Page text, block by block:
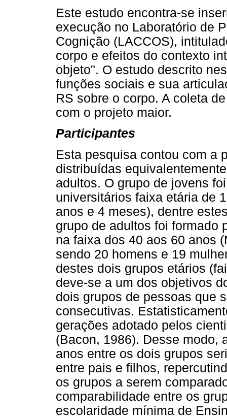
Este estudo encontra-se
execução no Laboratório de
Cognição (LACCOS),
corpo e efeitos do contexto
objeto". O estudo descrito
funções sociais e sua
RS sobre o corpo. A coleta
com o projeto maior.
Participantes
Esta pesquisa contou com a
distribuídas
adultos. O grupo de jovens
universitários faixa etária de
anos e 4 meses), dentre
grupo de adultos foi formado
na faixa dos 40 aos 60 anos
sendo 20 homens e 19
destes dois grupos etários
deve-se a um dos objetivos
dois grupos de pessoas que
consecutivas.
gerações adotado pelos
(Bacon, 1986). Desse modo,
anos entre os dois grupos
entre pais e filhos,
os grupos a serem
comparabilidade entre os
escolaridade mínima de